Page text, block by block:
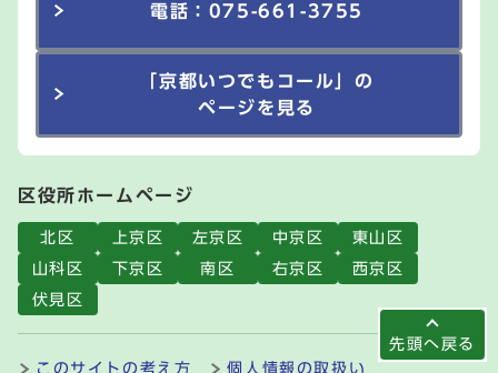
先頭へ戻る
電話：075-661-3755
「京都いつでもコール」の
ページを見る
区役所ホームページ
北区 上京区 左京区 中京区
東山区
山科区
下京区 南区 右京区
西京区
伏見区
このサイトの考え方 個人情報の取扱い